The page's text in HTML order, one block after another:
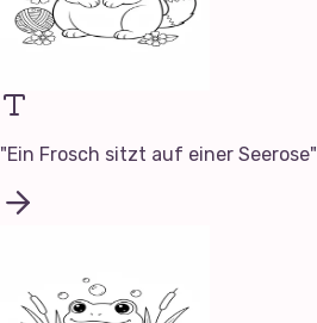
"Ein Frosch sitzt auf einer Seerose"